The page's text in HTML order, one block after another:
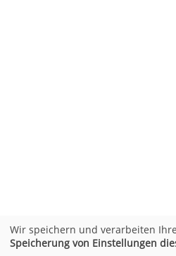
Wir speichern und verarbeiten
Speicherung von Einstellungen